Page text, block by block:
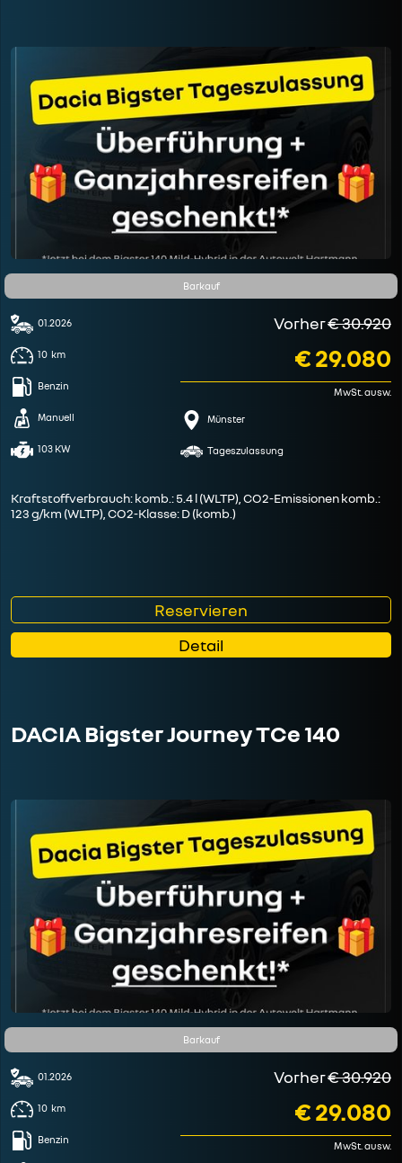
Barkauf
01.2026
10 km
Benzin
Manuell
103 KW
Vorher€ 30.920
€ 29.080
MwSt. ausw.
Münster
Tageszulassung
Kraftstoffverbrauch: komb.: 5.4 l (WLTP), CO2-Emissionen komb.:
123 g/km (WLTP), CO2-Klasse: D (komb.)
Reservieren
Detail
DACIA Bigster Journey TCe 140
Barkauf
01.2026
10 km
Benzin
Vorher€ 30.920
€ 29.080
MwSt. ausw.